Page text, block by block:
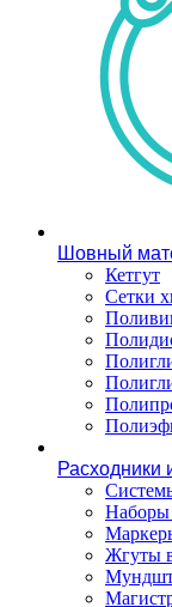
Шовный
Кетгут
Сетки
Расходники
Наборы
Жгуты